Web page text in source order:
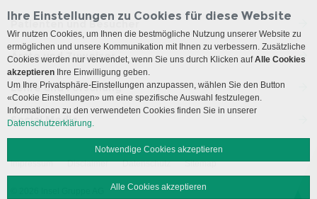
Patienten und Besucher
Ärzte und Zuweiser
Lehre und Forschung
Social Media
Impressum Disclaimer Datenschutz Sitemap
Ihre Einstellungen zu Cookies für diese Website
Wir nutzen Cookies, um Ihnen die bestmögliche Nutzung unserer Website zu
ermöglichen und unsere Kommunikation mit Ihnen zu verbessern. Zusätzliche
Cookies werden nur verwendet, wenn Sie uns durch Klicken aufAlle Cookies
akzeptieren Ihre Einwilligung geben.
Um Ihre Privatsphäre-Einstellungen anzupassen, wählen Sie den Button
«Cookie Einstellungen» um eine spezifische Auswahl festzulegen.
Informationen zu den verwendeten Cookies finden Sie in unserer
Datenschutzerklärung.
Notwendige Cookies akzeptieren
Alle Cookies akzeptieren